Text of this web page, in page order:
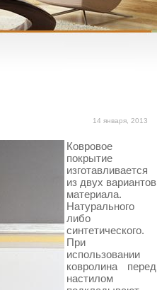
14 января, 2013
Ковровое
покрытие
изготавливается
из двух вариантов
материала.
Натурального
либо
синтетического.
При
использовании
ковролина перед
настилом